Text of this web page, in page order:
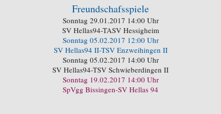
Freundschafsspiele
Sonntag 29.01.2017 14:00 Uhr
SV Hellas94-TASV Hessigheim
Sonntag 05.02.2017 12:00 Uhr
SV Hellas94 II-TSV Enzweihingen II
Sonntag 05.02.2017 14:00 Uhr
SV Hellas94-TSV Schwieberdingen II
Sonntag 19.02.2017 14:00 Uhr
SpVgg Bissingen-SV Hellas 94